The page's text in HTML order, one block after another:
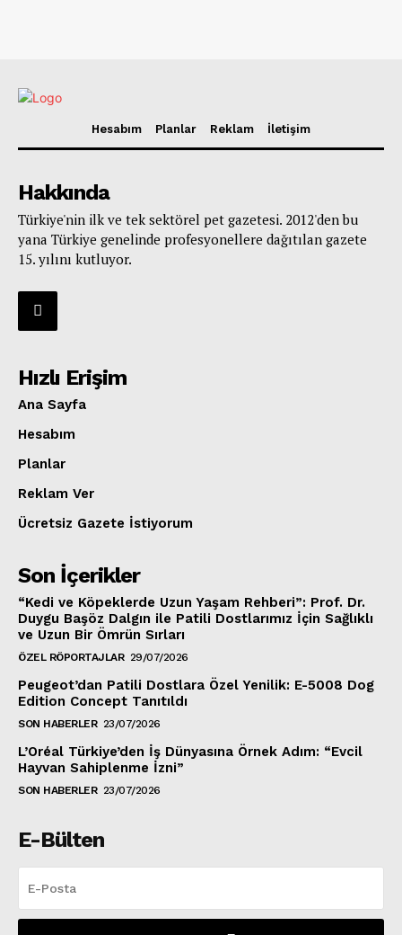
Hesabım Planlar Reklam İletişim
Hakkında
Türkiye'nin ilk ve tek sektörel pet gazetesi. 2012'den bu
yana Türkiye genelinde profesyonellere dağıtılan gazete
15. yılını kutluyor.
Hızlı Erişim
Ana Sayfa
Hesabım
Planlar
Reklam Ver
Ücretsiz Gazete İstiyorum
Son İçerikler
“Kedi ve Köpeklerde Uzun Yaşam Rehberi”: Prof. Dr.
Duygu Başöz Dalgın ile Patili Dostlarımız İçin Sağlıklı
ve Uzun Bir Ömrün Sırları
ÖZEL RÖPORTAJLAR 29/07/2026
Peugeot’dan Patili Dostlara Özel Yenilik: E-5008 Dog
Edition Concept Tanıtıldı
SON HABERLER 23/07/2026
L’Oréal Türkiye’den İş Dünyasına Örnek Adım: “Evcil
Hayvan Sahiplenme İzni”
SON HABERLER 23/07/2026
E-Bülten